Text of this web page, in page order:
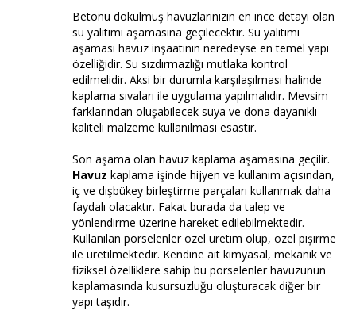
Betonu dökülmüş havuzlarınızın en ince detayı olan
su yalıtımı aşamasına geçilecektir. Su yalıtımı
aşaması havuz inşaatının neredeyse en temel yapı
özelliğidir. Su sızdırmazlığı mutlaka kontrol
edilmelidir. Aksi bir durumla karşılaşılması halinde
kaplama sıvaları ile uygulama yapılmalıdır. Mevsim
farklarından oluşabilecek suya ve dona dayanıklı
kaliteli malzeme kullanılması esastır.
Son aşama olan havuz kaplama aşamasına geçilir.
Havuz kaplama işinde hijyen ve kullanım açısından,
iç ve dışbükey birleştirme parçaları kullanmak daha
faydalı olacaktır. Fakat burada da talep ve
yönlendirme üzerine hareket edilebilmektedir.
Kullanılan porselenler özel üretim olup, özel pişirme
ile üretilmektedir. Kendine ait kimyasal, mekanik ve
fiziksel özelliklere sahip bu porselenler havuzunun
kaplamasında kusursuzluğu oluşturacak diğer bir
yapı taşıdır.